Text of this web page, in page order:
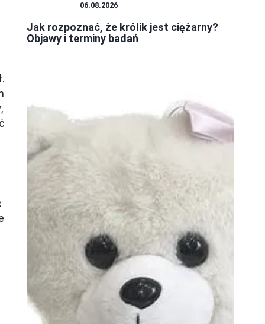
.
06.08.2026
Jak rozpoznać, że królik jest ciężarny?
Objawy i terminy badań